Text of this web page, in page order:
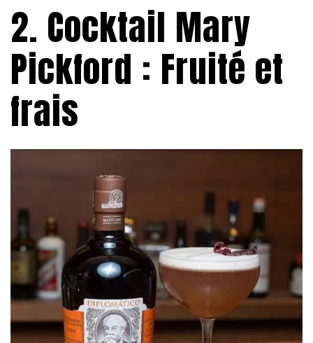
2. Cocktail Mary
Pickford : Fruité et
frais